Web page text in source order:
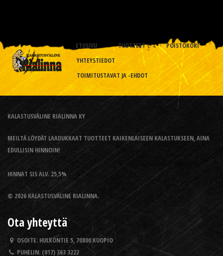
ETUSIVU TUOTTEET
POISTOKORI
YHTEYSTIEDOT
TOIMITUSTAVAT JA -EHDOT
KALASTUSVÄLINE RIALINNA KY
MEILTÄ LÖYDÄT LAADUKKAAT TUOTTEET KAIKENLAISEEN KALASTUKSEEN, AINA
EDULLISIN HINNOIN!
HINNAT SIS ALV. 25,5%
© 2026 KALASTUSVÄLINE RIALINNA.
Ota yhteyttä
OSOITE: HULKONTIE 5, 70800 KUOPIO
PUHELIN: (017) 363 3222